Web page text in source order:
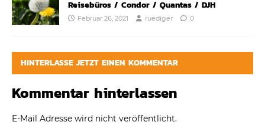
Reisebüros / Condor / Quantas / DJH
Februar 26, 2021 ruediger 0
HINTERLASSE JETZT EINEN KOMMENTAR
Kommentar hinterlassen
E-Mail Adresse wird nicht veröffentlicht.